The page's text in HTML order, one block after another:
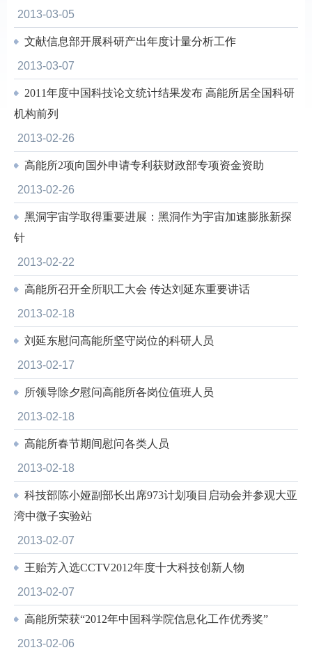
2013-03-05
文献信息部开展科研产出年度计量分析工作
2013-03-07
2011年度中国科技论文统计结果发布 高能所居全国科研
机构前列
2013-02-26
高能所2项向国外申请专利获财政部专项资金资助
2013-02-26
黑洞宇宙学取得重要进展：黑洞作为宇宙加速膨胀新探
针
2013-02-22
高能所召开全所职工大会 传达刘延东重要讲话
2013-02-18
刘延东慰问高能所坚守岗位的科研人员
2013-02-17
所领导除夕慰问高能所各岗位值班人员
2013-02-18
高能所春节期间慰问各类人员
2013-02-18
科技部陈小娅副部长出席973计划项目启动会并参观大亚
湾中微子实验站
2013-02-07
王贻芳入选CCTV2012年度十大科技创新人物
2013-02-07
高能所荣获“2012年中国科学院信息化工作优秀奖”
2013-02-06